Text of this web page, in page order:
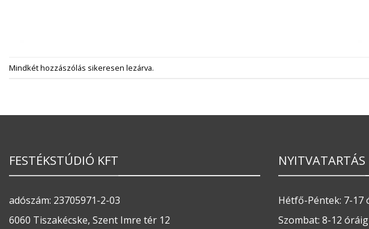
Mindkét hozzászólás sikeresen lezárva.
FESTÉKSTÚDIÓ KFT
adószám: 23705971-2-03
6060 Tiszakécske, Szent Imre tér 12
NYITVATARTÁS
Hétfő-Péntek: 7-17
Szombat: 8-12 óráig